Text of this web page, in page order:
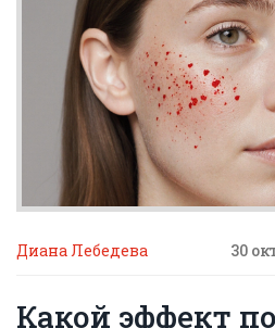
Диана Лебедева 30
Какой эффект